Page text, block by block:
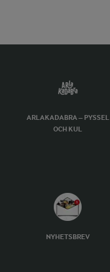
ARLAKADABRA – PYSSEL
OCH KUL
NYHETSBREV